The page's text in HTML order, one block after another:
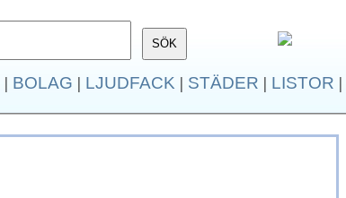
| BOLAG | LJUDFACK | STÄDER | LISTOR |